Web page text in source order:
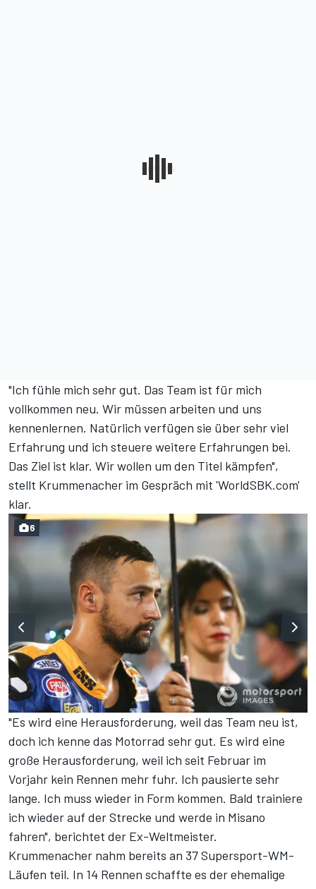
"Ich fühle mich sehr gut. Das Team ist für mich
vollkommen neu. Wir müssen arbeiten und uns
kennenlernen. Natürlich verfügen sie über sehr viel
Erfahrung und ich steuere weitere Erfahrungen bei.
Das Ziel ist klar. Wir wollen um den Titel kämpfen",
stellt Krummenacher im Gespräch mit 'WorldSBK.com'
klar.
6
"Es wird eine Herausforderung, weil das Team neu ist,
doch ich kenne das Motorrad sehr gut. Es wird eine
große Herausforderung, weil ich seit Februar im
Vorjahr kein Rennen mehr fuhr. Ich pausierte sehr
lange. Ich muss wieder in Form kommen. Bald trainiere
ich wieder auf der Strecke und werde in Misano
fahren", berichtet der Ex-Weltmeister.
Krummenacher nahm bereits an 37 Supersport-WM-
Läufen teil. In 14 Rennen schaffte es der ehemalige